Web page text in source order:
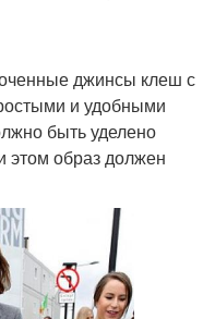
джинсы клеш с
и удобными
быть уделено
этом образ должен